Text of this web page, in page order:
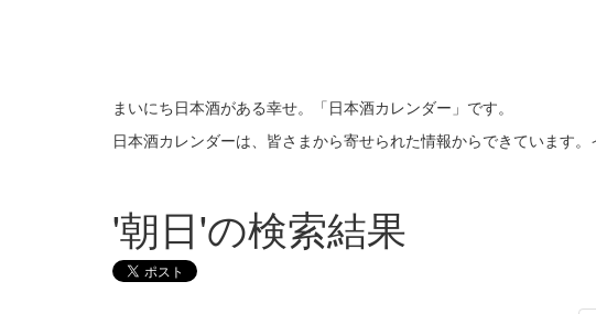
まいにち日本酒がある幸せ。「日本酒カレンダー」です。
日本酒カレンダーは、皆さまから寄せられた情報からできています
'朝日'の検索結果